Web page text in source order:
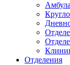
Отделения